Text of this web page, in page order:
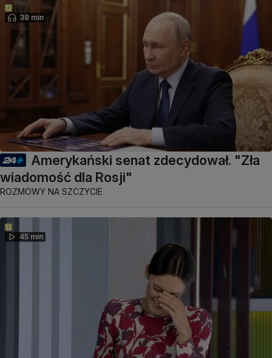
38 min
Amerykański senat zdecydował. "Zła
wiadomość dla Rosji"
ROZMOWY NA SZCZYCIE
45 min